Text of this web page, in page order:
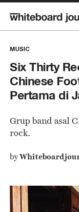
MUSIC
Six Thirty
Chinese
Pertama di
Grup band asal
rock.
by